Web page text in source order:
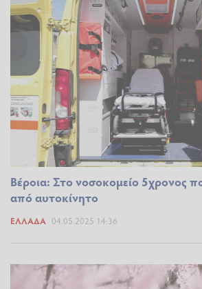
Βέροια: Στο νοσοκομείο 5χρονος
από αυτοκίνητο
ΕΛΛΆΔΑ 04.05.2025 14:36